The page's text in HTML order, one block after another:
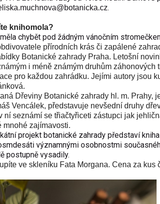
.
knihomola?
chybět pod žádným vánočním
přírodních krás či zapálené
Botanické zahrady Praha. Letošní
i méně známým druhům záhonových
pro každou zahrádku. Jejími autory jsou
Dřeviny Botanické zahrady hl. m. Prahy,
Vencálek, představuje nevšední druhy
ní seznámí se třiačtyřiceti zástupci jak
mnohé zajímavosti.
projekt botanické zahrady představí
významnými osobnostmi
postupně vysadily.
ve skleníku Fata Morgana. Cena za kus